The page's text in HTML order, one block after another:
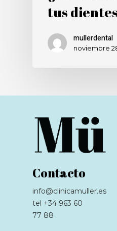
tus
mullerdental
noviembre
Contacto
info@clinicamuller.es
tel +34 963 60
77 88